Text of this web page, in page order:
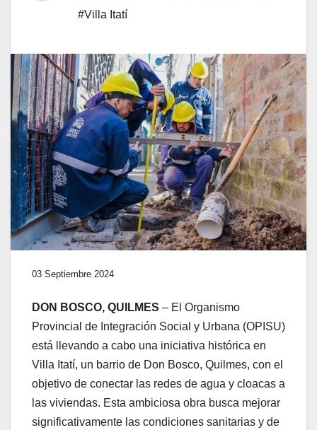
#Villa Itatí
03 Septiembre 2024
DON BOSCO, QUILMES – El Organismo
Provincial de Integración Social y Urbana (OPISU)
está llevando a cabo una iniciativa histórica en
Villa Itatí, un barrio de Don Bosco, Quilmes, con el
objetivo de conectar las redes de agua y cloacas a
las viviendas. Esta ambiciosa obra busca mejorar
significativamente las condiciones sanitarias y de